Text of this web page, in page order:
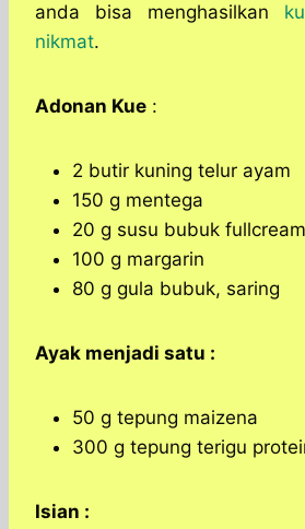
anda bisa menghasilkan
nikmat.
Adonan Kue :
2 butir kuning telur ayam
150 g mentega
20 g susu bubuk fullcream
100 g margarin
80 g gula bubuk, saring
Ayak menjadi satu :
50 g tepung maizena
300 g tepung terigu
Isian :